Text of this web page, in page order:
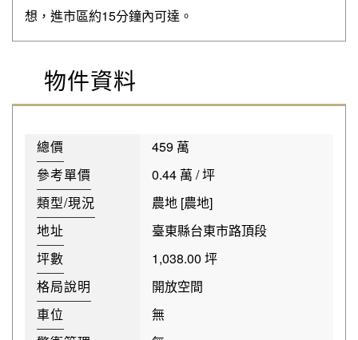
想，進市區約15分鐘內可達。
物件資料
總價
459 萬
參考單價
0.44 萬 / 坪
類型/現況
農地 [農地]
地址
臺東縣台東市路頂段
坪數
1,038.00 坪
格局說明
開放空間
車位
無